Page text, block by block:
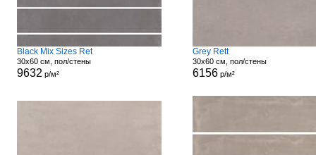
Black Mix Sizes Ret
30x60 см, пол/стены
9632 р/м²
Grey Rett
30x60 см, пол/стены
6156р/м²